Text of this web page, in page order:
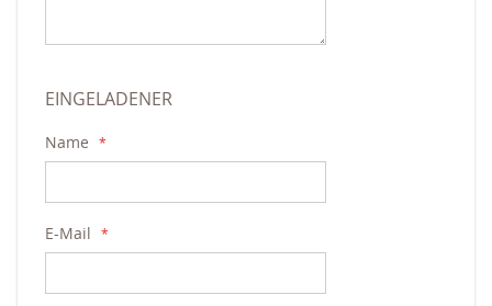
EINGELADENER
Name
E-Mail